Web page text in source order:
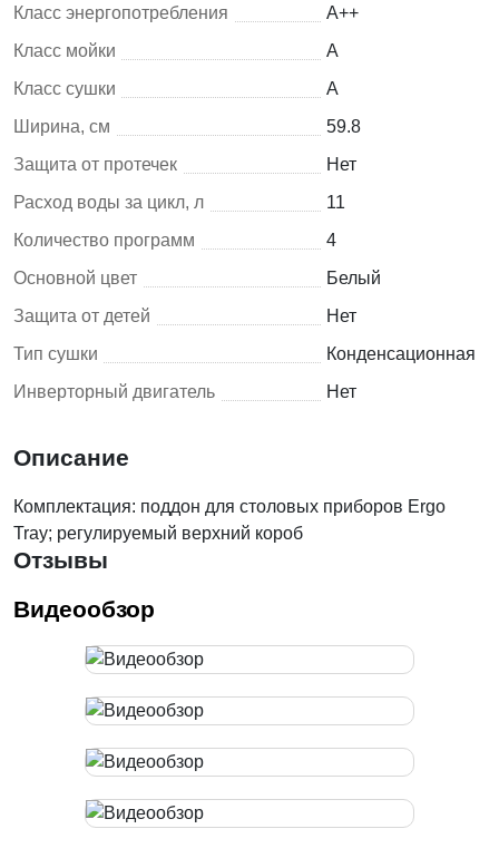
Класс энергопотребления
A++
Класс мойки
A
Класс сушки
A
Ширина, см
59.8
Защита от протечек
Нет
Расход воды за цикл, л
11
Количество программ
4
Основной цвет
Белый
Защита от детей
Нет
Тип сушки
Конденсационная
Инверторный двигатель
Нет
Описание
Комплектация: поддон для столовых приборов Ergo
Tray; регулируемый верхний короб
Отзывы
Видеообзор